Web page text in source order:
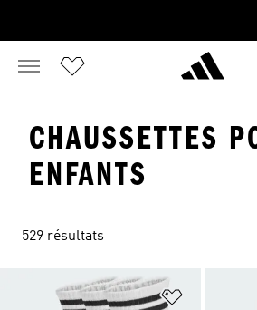
CHAUSSETTES
ENFANTS
529 résultats
Ajouter à